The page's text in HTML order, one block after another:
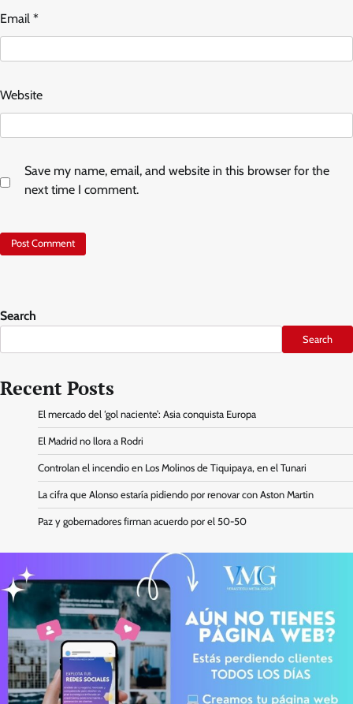
Email *
Website
Save my name, email, and website in this browser for the
next time I comment.
Search
Search
Recent Posts
El mercado del ‘gol naciente’: Asia conquista Europa
El Madrid no llora a Rodri
Controlan el incendio en Los Molinos de Tiquipaya, en el Tunari
La cifra que Alonso estaría pidiendo por renovar con Aston Martin
Paz y gobernadores firman acuerdo por el 50-50